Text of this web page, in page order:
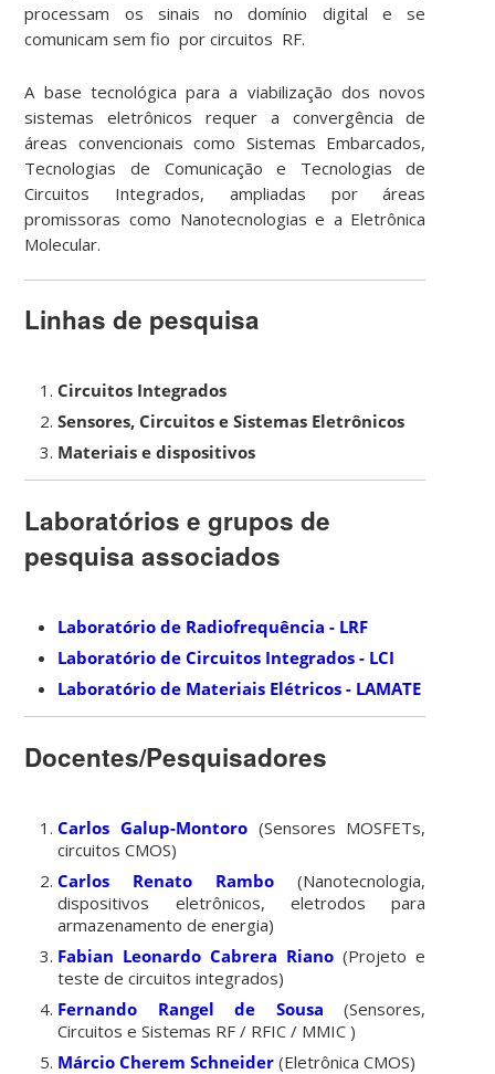
processam os sinais no domínio digital e se
comunicam sem fio por circuitos RF.
A base tecnológica para a viabilização dos novos
sistemas eletrônicos requer a convergência de
áreas convencionais como Sistemas Embarcados,
Tecnologias de Comunicação e Tecnologias de
Circuitos Integrados, ampliadas por áreas
promissoras como Nanotecnologias e a Eletrônica
Molecular.
Linhas de pesquisa
Circuitos Integrados
Sensores, Circuitos e Sistemas Eletrônicos
Materiais e dispositivos
Laboratórios e grupos de
pesquisa associados
Laboratório de Radiofrequência - LRF
Laboratório de Circuitos Integrados - LCI
Laboratório de Materiais Elétricos - LAMATE
Docentes/Pesquisadores
Carlos Galup-Montoro (Sensores MOSFETs,
circuitos CMOS)
Carlos Renato Rambo (Nanotecnologia,
dispositivos eletrônicos, eletrodos para
armazenamento de energia)
Fabian Leonardo Cabrera Riano (Projeto e
teste de circuitos integrados)
Fernando Rangel de Sousa (Sensores,
Circuitos e Sistemas RF / RFIC / MMIC )
Márcio Cherem Schneider (Eletrônica CMOS)